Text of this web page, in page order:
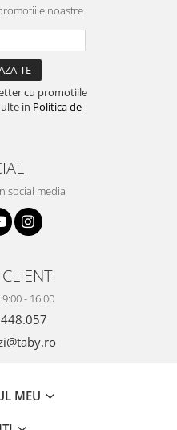
noastre
cu promotiile
in Politica de
social media
- 16:00
MEU